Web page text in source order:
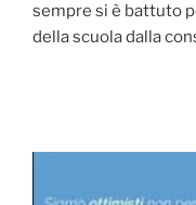
sempre si è battuto
della scuola dalla